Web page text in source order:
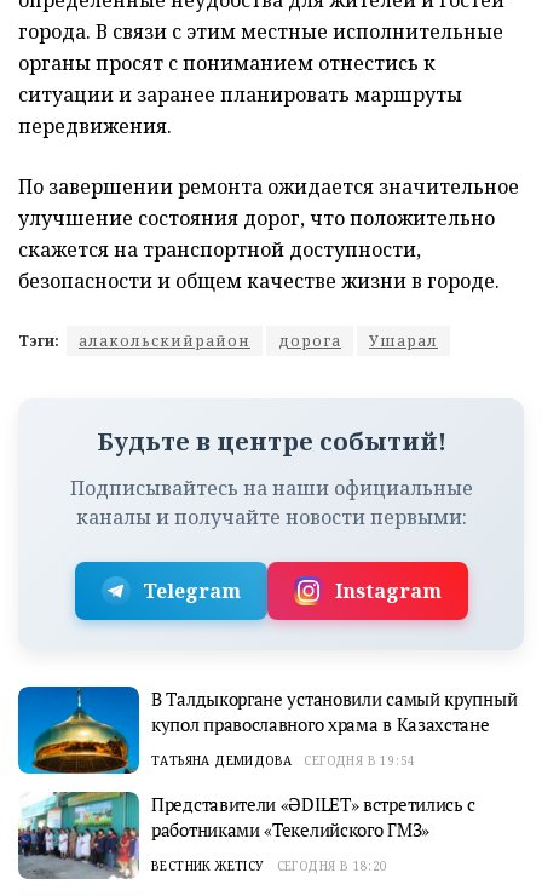
города. В связи с этим местные исполнительные
органы просят с пониманием отнестись к
ситуации и заранее планировать маршруты
передвижения.
По завершении ремонта ожидается значительное
улучшение состояния дорог, что положительно
скажется на транспортной доступности,
безопасности и общем качестве жизни в городе.
Тэги: алакольскийрайон дорога Ушарал
Будьте в центре событий!
Подписывайтесь на наши официальные
каналы и получайте новости первыми:
Telegram Instagram
В Талдыкоргане установили самый крупный
купол православного храма в Казахстане
ТАТЬЯНА ДЕМИДОВА СЕГОДНЯ В 19:54
Представители «ӘDILET» встретились с
работниками «Текелийского ГМЗ»
ВЕСТНИК ЖЕТІСУ СЕГОДНЯ В 18:20